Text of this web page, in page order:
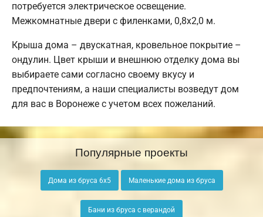
потребуется электрическое освещение.
Межкомнатные двери с филенками, 0,8х2,0 м.
Крыша дома – двускатная, кровельное покрытие –
ондулин. Цвет крыши и внешнюю отделку дома вы
выбираете сами согласно своему вкусу и
предпочтениям, а наши специалисты возведут дом
для вас в Воронеже с учетом всех пожеланий.
Популярные проекты
Дома из бруса 6х5 Маленькие дома из бруса
Бани из бруса с верандой